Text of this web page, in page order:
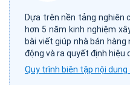
Dựa trên nền tảng nghiên
hơn 5 năm kinh nghiệm
bài viết giúp nhà bán
động và ra quyết định hiệu
Quy trình biên tập nội dung